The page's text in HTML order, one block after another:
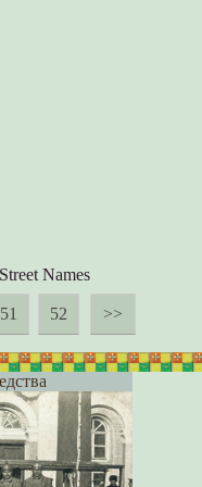
Names
51 52 >>